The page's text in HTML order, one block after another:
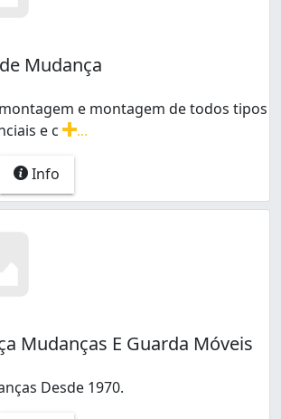
Mudança
e montagem de todos tipos
e c
Info
Mudanças E Guarda Móveis
Desde 1970.